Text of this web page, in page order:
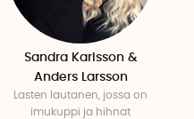
Sandra Karlsson &
Anders Larsson
Lasten lautanen, jossa on
imukuppi ja hihnat